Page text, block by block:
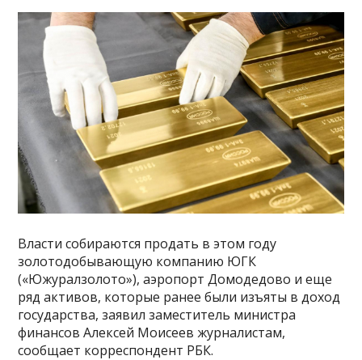
Власти собираются продать в этом году
золотодобывающую компанию ЮГК
(«Южуралзолото»), аэропорт Домодедово и еще
ряд активов, которые ранее были изъяты в доход
государства, заявил заместитель министра
финансов Алексей Моисеев журналистам,
сообщает корреспондент РБК.